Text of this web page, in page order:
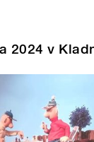
2024 v